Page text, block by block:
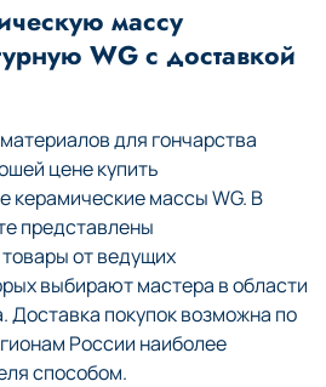
массу
WG с доставкой
для гончарства
цене купить
керамические массы WG. В
представлены
от ведущих
выбирают мастера в области
Доставка покупок возможна по
России наиболее
способом.